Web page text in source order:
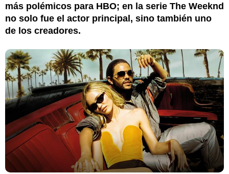
más polémicos para HBO; en la serie The Weeknd
no solo fue el actor principal, sino también uno
de los creadores.